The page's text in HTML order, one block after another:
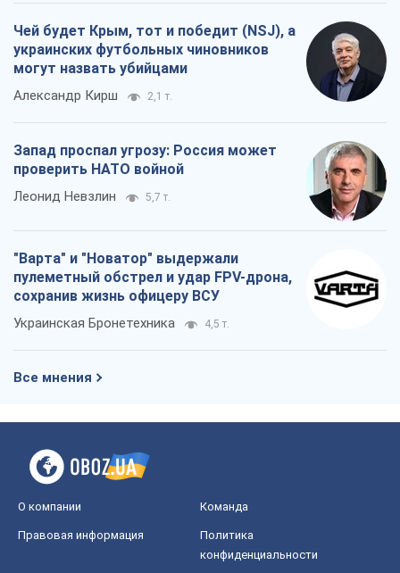
Чей будет Крым, тот и победит (NSJ), а
украинских футбольных чиновников
могут назвать убийцами
Александр Кирш 2,1 т.
Запад проспал угрозу: Россия может
проверить НАТО войной
Леонид Невзлин 5,7 т.
"Варта" и "Новатор" выдержали
пулеметный обстрел и удар FPV-дрона,
сохранив жизнь офицеру ВСУ
Украинская Бронетехника 4,5 т.
Все мнения
О компании Команда
Правовая информация
Политика
конфиденциальности